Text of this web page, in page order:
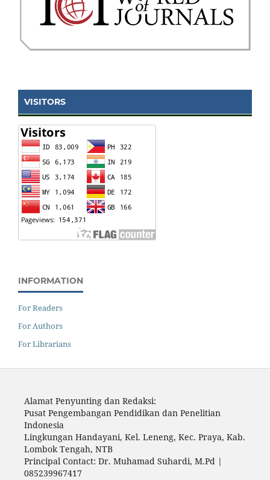
VISITORS
INFORMATION
For Readers
For Authors
For Librarians
Alamat Penyunting dan Redaksi:
Pusat Pengembangan Pendidikan dan Penelitian
Indonesia
Lingkungan Handayani, Kel. Leneng, Kec. Praya, Kab.
Lombok Tengah, NTB
Principal Contact: Dr. Muhamad Suhardi, M.Pd |
085239967417